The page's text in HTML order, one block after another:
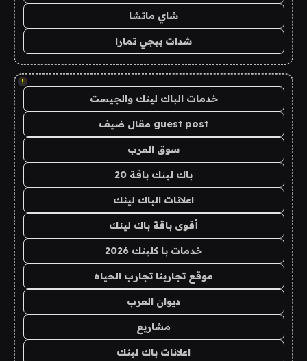
شاي ماتشا
شدات ببجي تمارا
!
خدمات الباك لينك والجيست
guest post مقال ضيف
سوق العرب
باك لينك باقة 20
اعلانات الباك لينك
أقوى باقة باك لينك
خدمات با كلينك 2026
موقع تجاربنا تجارب الحياه
ديوان العرب
مشاريع
اعلانات باك لينك